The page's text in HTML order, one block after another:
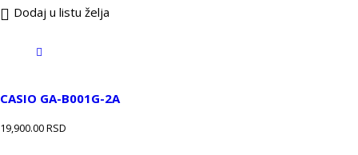
Dodaj u listu želja
CASIO GA-B001G-2A
19,900.00RSD